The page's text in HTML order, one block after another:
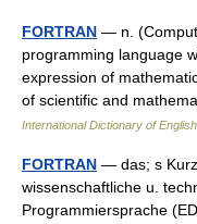
FORTRAN — n.
programming language
expression of
of scientific and
International Dictionary of English
FORTRAN — das; s
wissenschaftliche u.
Programmiersprache